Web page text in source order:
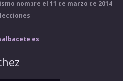
nombre el 11 de marzo de 2014